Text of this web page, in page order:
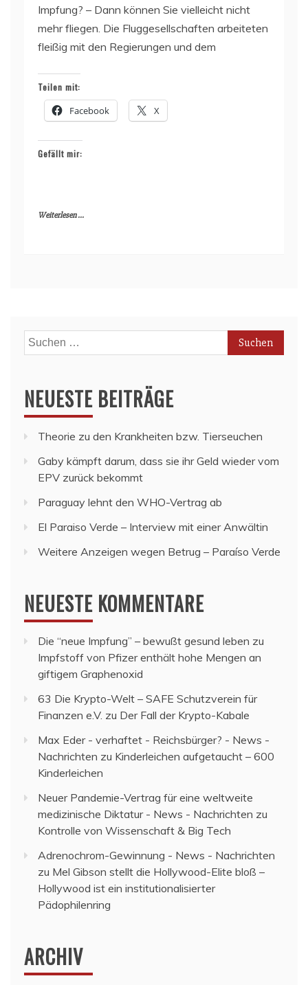
Impfung? – Dann können Sie vielleicht nicht
mehr fliegen. Die Fluggesellschaften arbeiteten
fleißig mit den Regierungen und dem
Teilen mit:
Facebook X
Gefällt mir:
Weiterlesen ...
Suchen
nach:
NEUESTE BEITRÄGE
Theorie zu den Krankheiten bzw. Tierseuchen
Gaby kämpft darum, dass sie ihr Geld wieder vom
EPV zurück bekommt
Paraguay lehnt den WHO-Vertrag ab
El Paraiso Verde – Interview mit einer Anwältin
Weitere Anzeigen wegen Betrug – Paraíso Verde
NEUESTE KOMMENTARE
Die “neue Impfung” – bewußt gesund leben zu
Impfstoff von Pfizer enthält hohe Mengen an
giftigem Graphenoxid
63 Die Krypto-Welt – SAFE Schutzverein für
Finanzen e.V. zu Der Fall der Krypto-Kabale
Max Eder - verhaftet - Reichsbürger? - News -
Nachrichten zu Kinderleichen aufgetaucht – 600
Kinderleichen
Neuer Pandemie-Vertrag für eine weltweite
medizinische Diktatur - News - Nachrichten zu
Kontrolle von Wissenschaft & Big Tech
Adrenochrom-Gewinnung - News - Nachrichten
zu Mel Gibson stellt die Hollywood-Elite bloß –
Hollywood ist ein institutionalisierter
Pädophilenring
ARCHIV